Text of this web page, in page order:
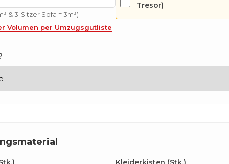
& 3-Sitzer Sofa = 3m³)
Volumen per Umzugsgutliste
Tresor)